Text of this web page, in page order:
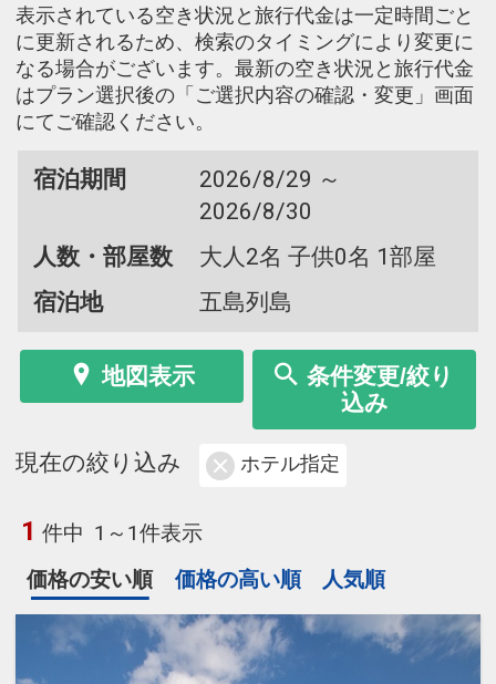
表示されている空き状況と旅行代金は一定時間ごと
に更新されるため、検索のタイミングにより変更に
なる場合がございます。最新の空き状況と旅行代金
はプラン選択後の「ご選択内容の確認・変更」画面
にてご確認ください。
宿泊期間
2026/8/29 ～
2026/8/30
人数・部屋数
大人2名 子供0名 1部屋
宿泊地
五島列島
地図表示
条件変更/絞り
込み
現在の絞り込み ホテル指定
1 件中 1～1件表示
価格の安い順
価格の高い順 人気順